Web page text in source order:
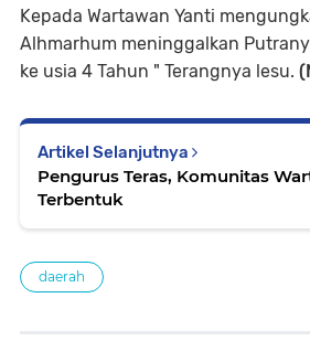
Kepada Wartawan Yanti
Alhmarhum meninggalkan
ke usia 4 Tahun " Terangnya lesu.
Artikel Selanjutnya
Pengurus Teras, Komunitas
Terbentuk
daerah